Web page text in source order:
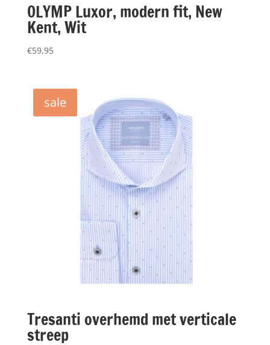
OLYMP Luxor, modern fit, New
Kent, Wit
€59,95
sale
Tresanti overhemd met verticale
streep